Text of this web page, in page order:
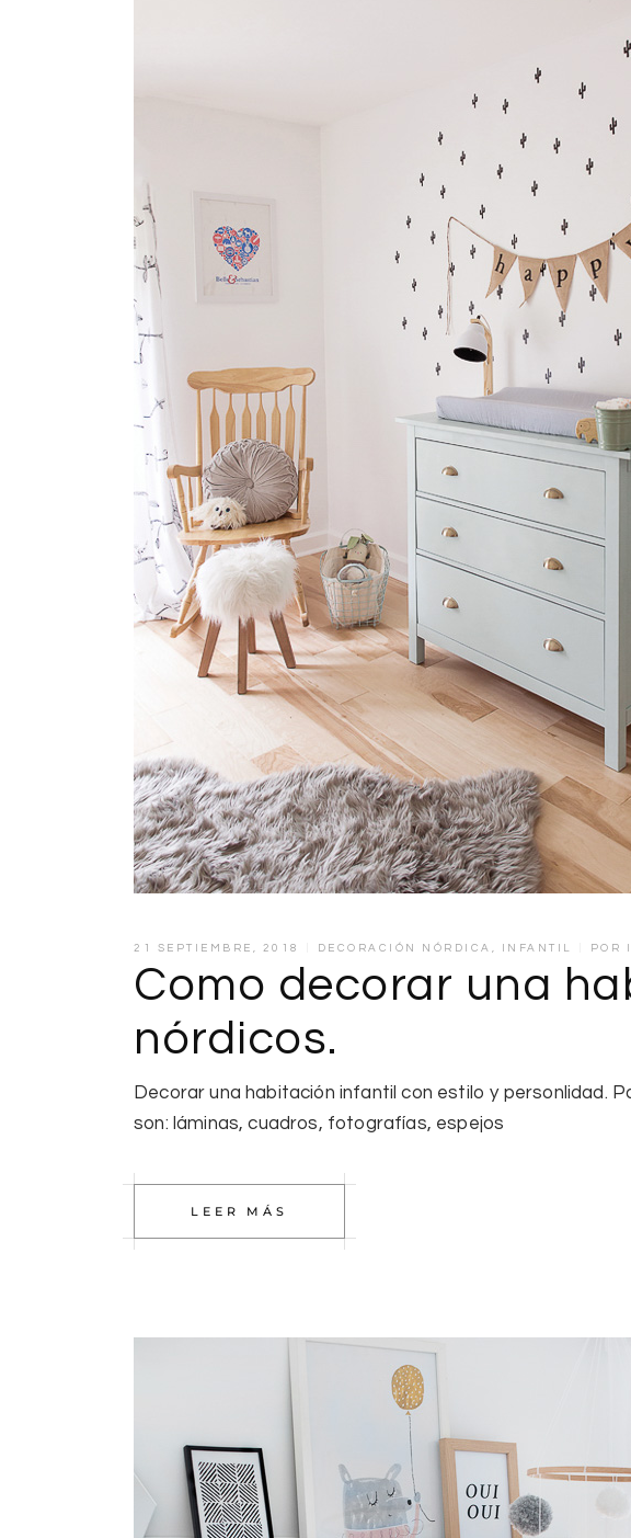
21 SEPTIEMBRE, 2018 DECORACIÓN NÓRDICA , INFANTIL POR
Como decorar una
nórdicos.
Decorar una habitación infantil con estilo y personlidad.
son: láminas, cuadros, fotografías, espejos
LEER MÁS